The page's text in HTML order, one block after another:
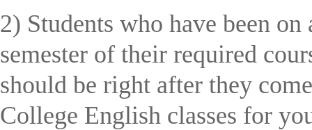
2) Students who have been
semester of their required
should be right after they
College English classes for